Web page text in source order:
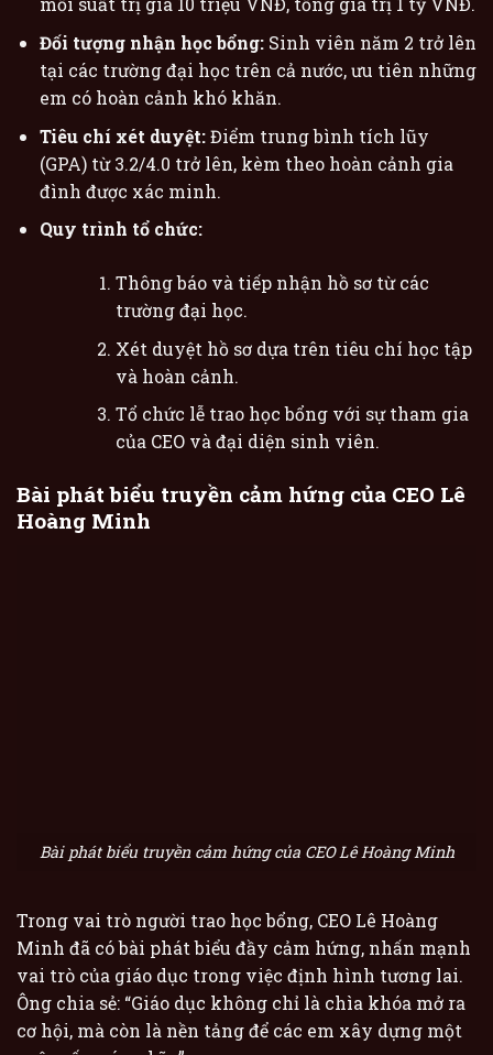
Đối tượng nhận học bổng:Sinh viên năm 2 trở lên
tại các trường đại học trên cả nước, ưu tiên những
em có hoàn cảnh khó khăn.
Tiêu chí xét duyệt:Điểm trung bình tích lũy
(GPA) từ 3.2/4.0 trở lên, kèm theo hoàn cảnh gia
đình được xác minh.
Quy trình tổ chức:
Thông báo và tiếp nhận hồ sơ từ các
trường đại học.
Xét duyệt hồ sơ dựa trên tiêu chí học tập
và hoàn cảnh.
Tổ chức lễ trao học bổng với sự tham gia
của CEO và đại diện sinh viên.
Bài phát biểu truyền cảm hứng của CEO Lê
Hoàng Minh
Bài phát biểu truyền cảm hứng của CEO Lê Hoàng Minh
Trong vai trò người trao học bổng, CEO Lê Hoàng
Minh đã có bài phát biểu đầy cảm hứng, nhấn mạnh
vai trò của giáo dục trong việc định hình tương lai.
Ông chia sẻ: “Giáo dục không chỉ là chìa khóa mở ra
cơ hội, mà còn là nền tảng để các em xây dựng một